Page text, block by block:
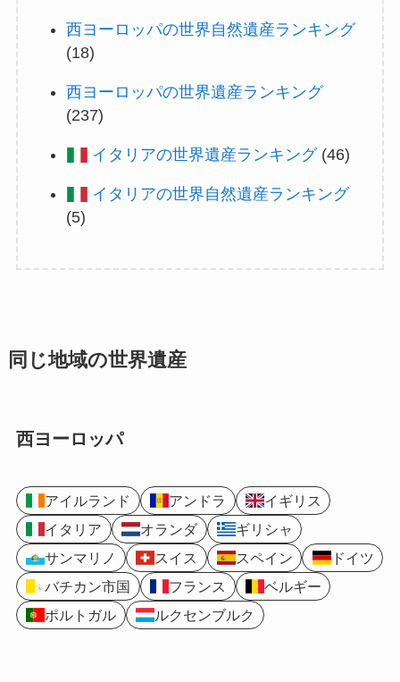
西ヨーロッパの世界自然遺産ランキング
(18)
西ヨーロッパの世界遺産ランキング
(237)
イタリアの世界遺産ランキング(46)
イタリアの世界自然遺産ランキング
(5)
同じ地域の世界遺産
西ヨーロッパ
アイルランド アンドラ
イギリス
イタリア
オランダ
ギリシャ
サンマリノ
スイス スペイン
ドイツ
バチカン市国
フランス
ベルギー
ポルトガル
ルクセンブルク